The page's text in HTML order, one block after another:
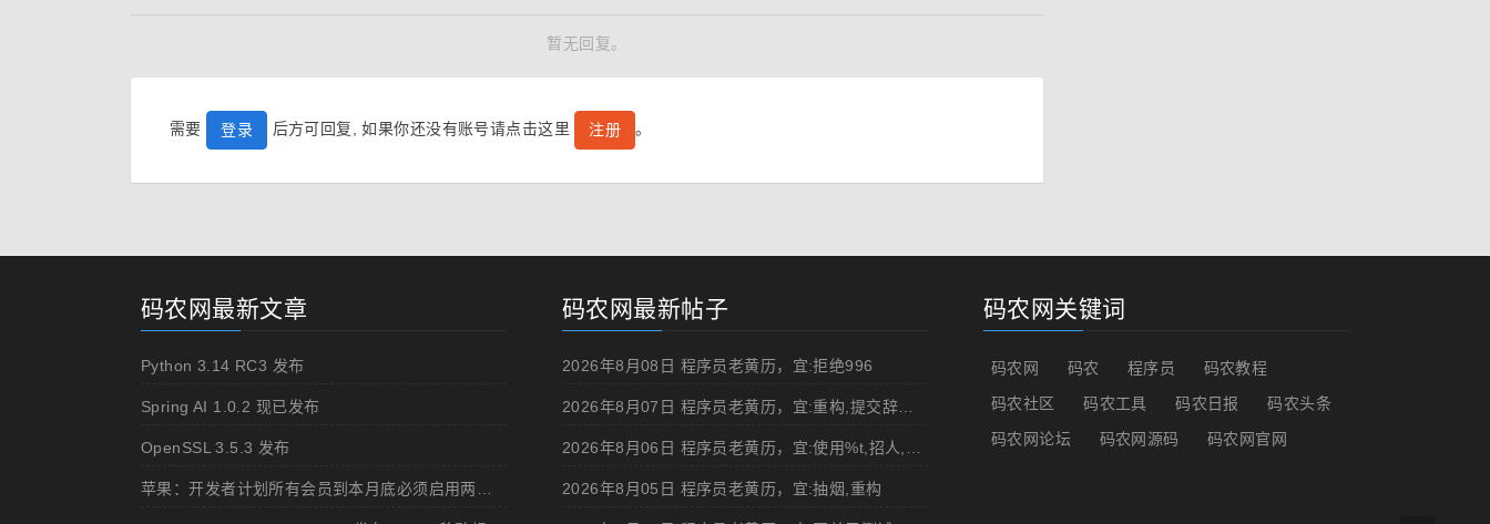
暂无回复。
需要 登录 后方可回复, 如果你还没有账号请点击这里 注册 。
码农网最新文章
Python 3.14 RC3 发布
Spring AI 1.0.2 现已发布
OpenSSL 3.5.3 发布
码农网最新帖子
2026年8月08日 程序员老黄历，宜:拒绝996
2026年8月07日 程序员老黄历，宜:重构,提交辞职申请,申请加薪
2026年8月05日 程序员老黄历，宜:抽烟,重构
码农网关键词
码农网 码农 程序员
码农教程
码农社区
码农工具 码农日报
码农头条
码农网论坛
码农网源码 码农网官网